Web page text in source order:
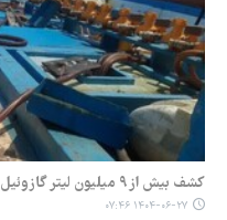
کشف بیش از ۹ میلیون لیتر گازوئیل قاچاق در آب‌های بندرعباس
۱۴۰۴-۰۶-۲۷ ۰۷:۴۶